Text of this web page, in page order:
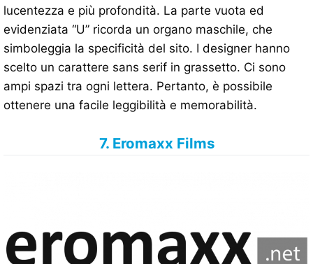
lucentezza e più profondità. La parte vuota ed
evidenziata “U” ricorda un organo maschile, che
simboleggia la specificità del sito. I designer hanno
scelto un carattere sans serif in grassetto. Ci sono
ampi spazi tra ogni lettera. Pertanto, è possibile
ottenere una facile leggibilità e memorabilità.
7. Eromaxx Films